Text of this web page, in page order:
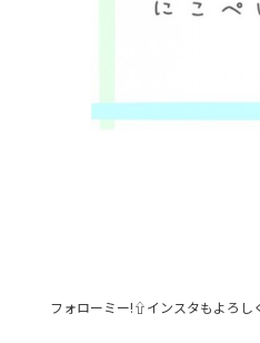
フォローミー!⇧インスタもよろ